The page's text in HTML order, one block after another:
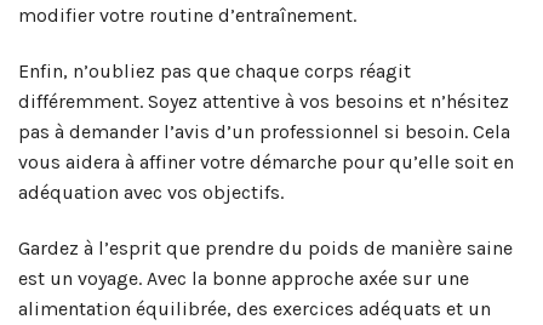
modifier votre routine d’entraînement.
Enfin, n’oubliez pas que chaque corps réagit
différemment. Soyez attentive à vos besoins et n’hésitez
pas à demander l’avis d’un professionnel si besoin. Cela
vous aidera à affiner votre démarche pour qu’elle soit en
adéquation avec vos objectifs.
Gardez à l’esprit que prendre du poids de manière saine
est un voyage. Avec la bonne approche axée sur une
alimentation équilibrée, des exercices adéquats et un